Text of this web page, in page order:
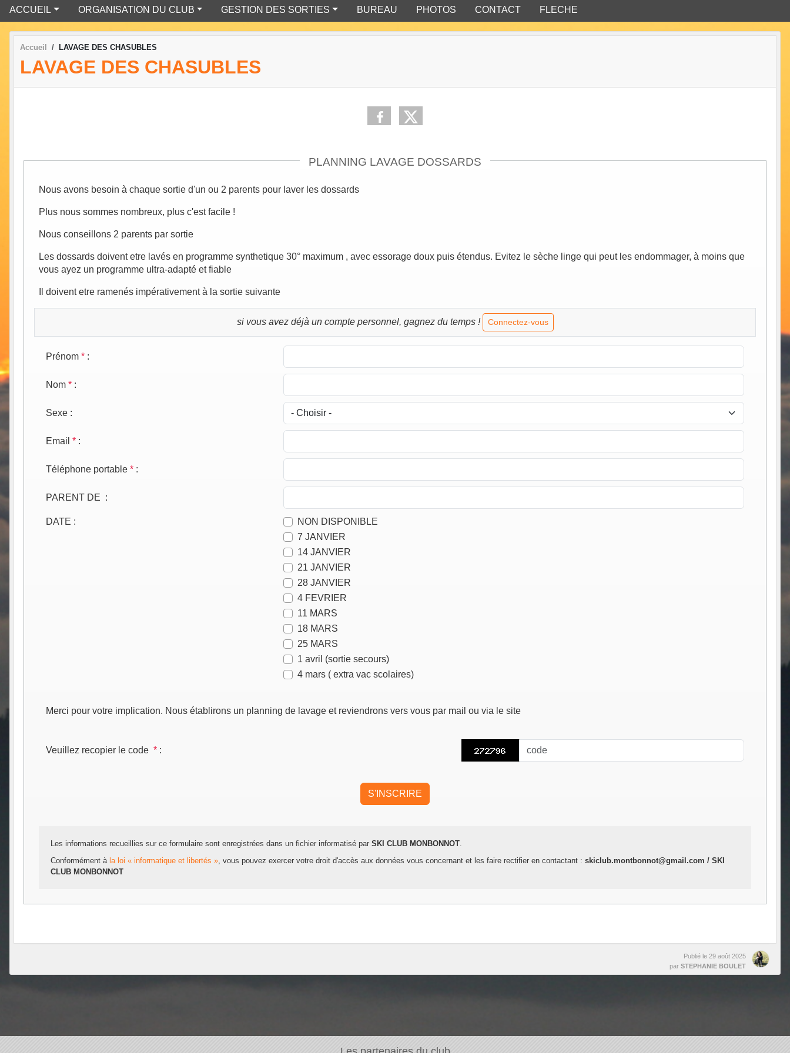
ACCUEIL ORGANISATION DU CLUB GESTION DES SORTIES BUREAU PHOTOS CONTACT FLECHE
Accueil LAVAGE DES CHASUBLES
LAVAGE DES CHASUBLES
PLANNING LAVAGE DOSSARDS
Nous avons besoin à chaque sortie d'un ou 2 parents pour laver les dossards
Plus nous sommes nombreux, plus c'est facile !
Nous conseillons 2 parents par sortie
Les dossards doivent etre lavés en programme synthetique 30° maximum , avec essorage doux puis étendus. Evitez le sèche linge qui peut les endommager, à moins que
vous ayez un programme ultra-adapté et fiable
Il doivent etre ramenés impérativement à la sortie suivante
si vous avez déjà un compte personnel, gagnez du temps ! Connectez-vous
Prénom * :
Nom * :
Sexe :
Email * :
Téléphone portable * :
PARENT DE :
DATE :
NON DISPONIBLE
7 JANVIER
14 JANVIER
21 JANVIER
28 JANVIER
4 FEVRIER
11 MARS
18 MARS
25 MARS
1 avril (sortie secours)
4 mars ( extra vac scolaires)
Merci pour votre implication. Nous établirons un planning de lavage et reviendrons vers vous par mail ou via le site
Veuillez recopier le code * :
Les informations recueillies sur ce formulaire sont enregistrées dans un fichier informatisé par SKI CLUB MONBONNOT.
Conformément à la loi « informatique et libertés », vous pouvez exercer votre droit d'accès aux données vous concernant et les faire rectifier en contactant : skiclub.montbonnot@gmail.com / SKI
CLUB MONBONNOT
Publié le 29 août 2025
par STEPHANIE BOULET